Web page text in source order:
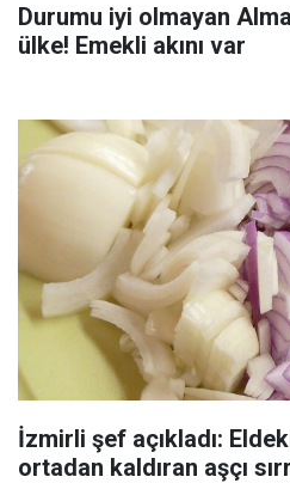
Durumu iyi olmayan
ülke! Emekli akını var
İzmirli şef açıkladı:
ortadan kaldıran aşçı